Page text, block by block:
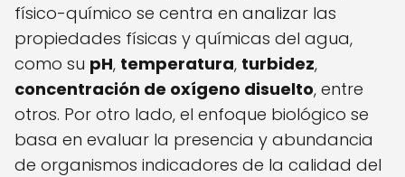
físico-químico se centra en analizar las
propiedades físicas y químicas del agua,
como su pH, temperatura, turbidez,
concentración de oxígeno disuelto, entre
otros. Por otro lado, el enfoque biológico se
basa en evaluar la presencia y abundancia
de organismos indicadores de la calidad del